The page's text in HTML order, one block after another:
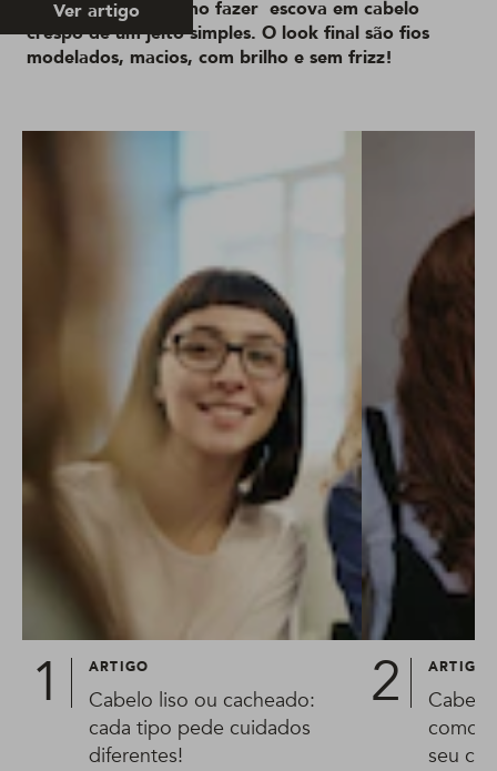
Os segredos de como fazer escova em cabelo
crespo de um jeito simples. O look final são fios
modelados, macios, com brilho e sem frizz!
Ver artigo
ARTIGO
Cabelo liso ou cacheado:
cada tipo pede cuidados
diferentes!
ARTIGO
como
seu